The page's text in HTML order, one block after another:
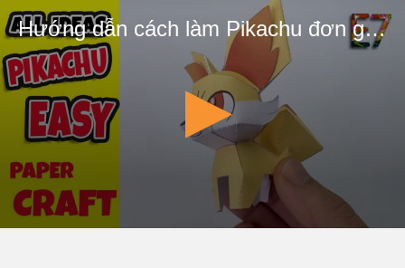
Hướng dẫn cách làm Pikachu đơn giản - Kamikara Đồ chơi giấy thủ công